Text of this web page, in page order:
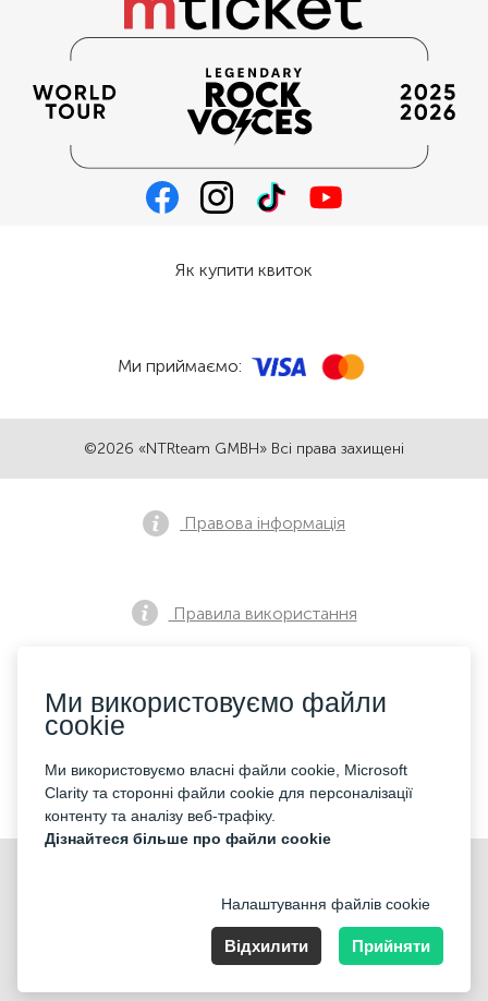
©2026 «NTRteam GMBH» Всі права захищені
Як купити квиток
Ми приймаємо:
Правова інформація
Правила використання
Політика конфіденційності
Контакти
Nummer der Firma: 40221 Düsseldorf, Registered address:
Ми використовуємо файли
cookie
Ми використовуємо власні файли cookie, Microsoft
Clarity та сторонні файли cookie для персоналізації
контенту та аналізу веб-трафіку.
Дізнайтеся більше про файли cookie
Налаштування файлів cookie
Відхилити Прийняти